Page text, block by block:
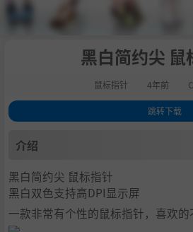
黑白简约尖 鼠
鼠标指针 4年前
跳转下载
2 .下载
介绍
黑白简约尖 鼠标指针
黑白双色支持高DPI显示屏
一款非常有个性的鼠标指针，喜欢的